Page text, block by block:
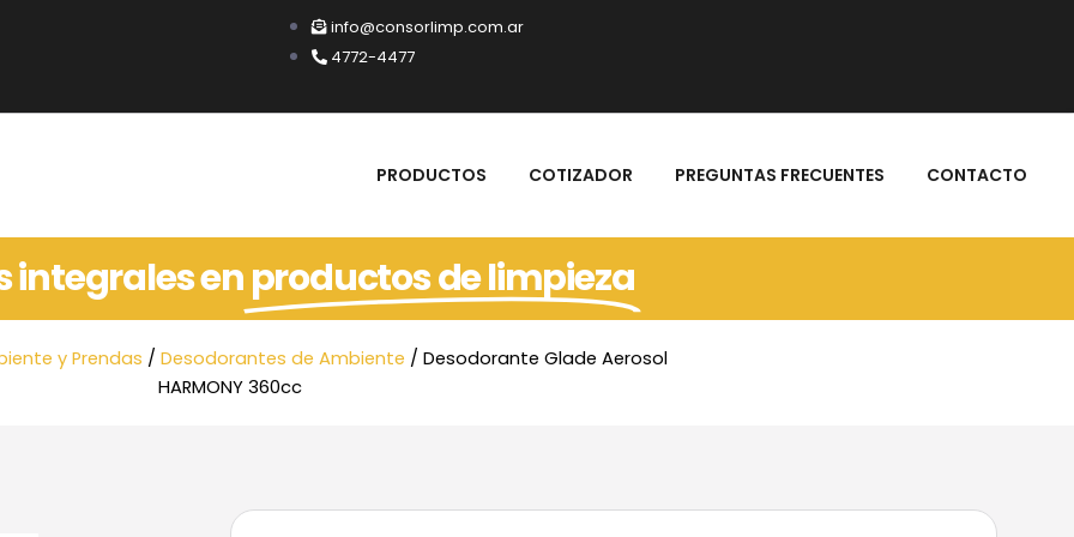
info@consorlimp.com.ar
4772-4477
PRODUCTOS COTIZADOR PREGUNTAS FRECUENTES CONTACTO
integrales enproductos de limpieza
y Prendas / Desodorantes de Ambiente / Desodorante Glade Aerosol
HARMONY 360cc